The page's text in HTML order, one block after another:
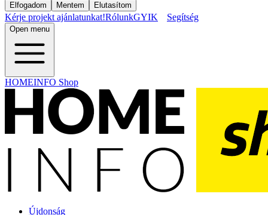
Elfogadom Mentem Elutasítom
Kérje projekt ajánlatunkat!RólunkGYIK Segítség
Open menu
HOMEINFO Shop
Újdonság